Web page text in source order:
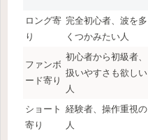
ロング寄
り
完全初心者、波を多
くつかみたい人
ファンボ
ード寄り
初心者から初級者、
扱いやすさも欲しい
人
ショート
寄り
経験者、操作重視の
人